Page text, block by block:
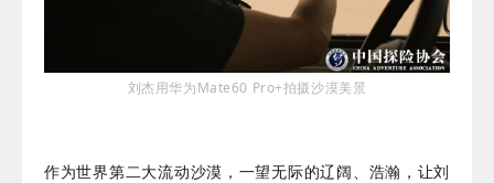
刘杰用华为Mate60 Pro+拍摄沙漠美景
作为世界第二大流动沙漠，一望无际的辽阔、浩瀚，让刘